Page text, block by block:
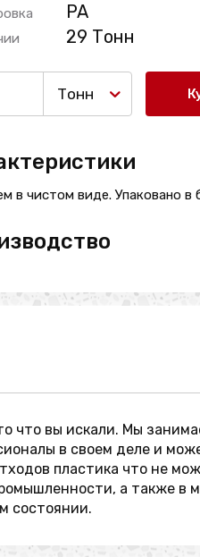
PA
29 Тонн
Тонн
в чистом виде. Упаковано в
вы искали. Мы
в своем деле и
пластика что не
а также
состоянии.